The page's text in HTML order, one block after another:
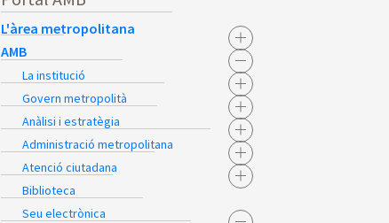
L'àrea metropolitana
AMB
La institució
Govern metropolità
Anàlisi i estratègia
Administració metropolitana
Atenció ciutadana
Biblioteca
Seu electrònica